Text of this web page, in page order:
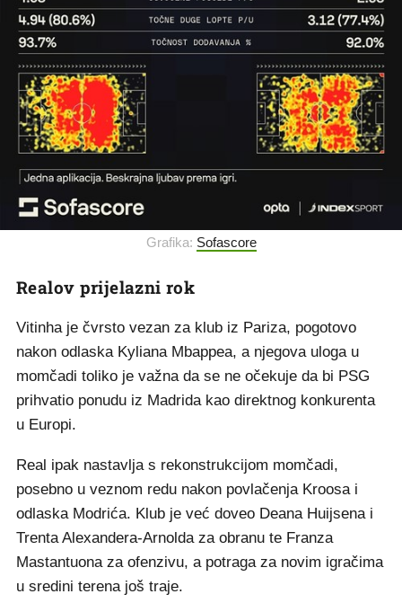
Grafika: Sofascore
Realov prijelazni rok
Vitinha je čvrsto vezan za klub iz Pariza, pogotovo
nakon odlaska Kyliana Mbappea, a njegova uloga u
momčadi toliko je važna da se ne očekuje da bi PSG
prihvatio ponudu iz Madrida kao direktnog konkurenta
u Europi.
Real ipak nastavlja s rekonstrukcijom momčadi,
posebno u veznom redu nakon povlačenja Kroosa i
odlaska Modrića. Klub je već doveo Deana Huijsena i
Trenta Alexandera-Arnolda za obranu te Franza
Mastantuona za ofenzivu, a potraga za novim igračima
u sredini terena još traje.